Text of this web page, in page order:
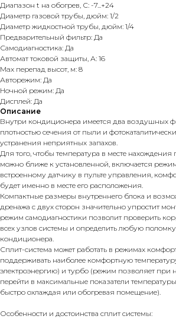
Диапазон t на обогрев, С: -7...+24
Диаметр газовой трубы, дюйм: 1/2
Диаметр жидкостной трубы, дюйм: 1/4
Предварительный фильтр: Да
Самодиагностика: Да
Автомат токовой защиты, А: 16
Max перепад высот, м: 8
Авторежим: Да
Ночной режим: Да
Дисплей: Да
Описание
Внутри кондиционера имеется два воздушных
плотностью сечения от пыли и
устранения неприятных запахов.
Для того, чтобы температура в месте нахождения
можно ближе к установленной, включается
встроенному датчику в пульте управления,
будет именно в месте его расположения.
Компактные размеры внутреннего блока и
дренажа с двух сторон значительно упростит
режим самодиагностики позволит проверить
всех узлов системы и определить любую
кондиционера.
Сплит-система может работать в режимах
поддерживать наиболее комфортную
электроэнергию) и турбо (режим позволяет при
перейти в максимальные показатели
быстро охлаждая или обогревая помещение).
Особенности и достоинства сплит системы: